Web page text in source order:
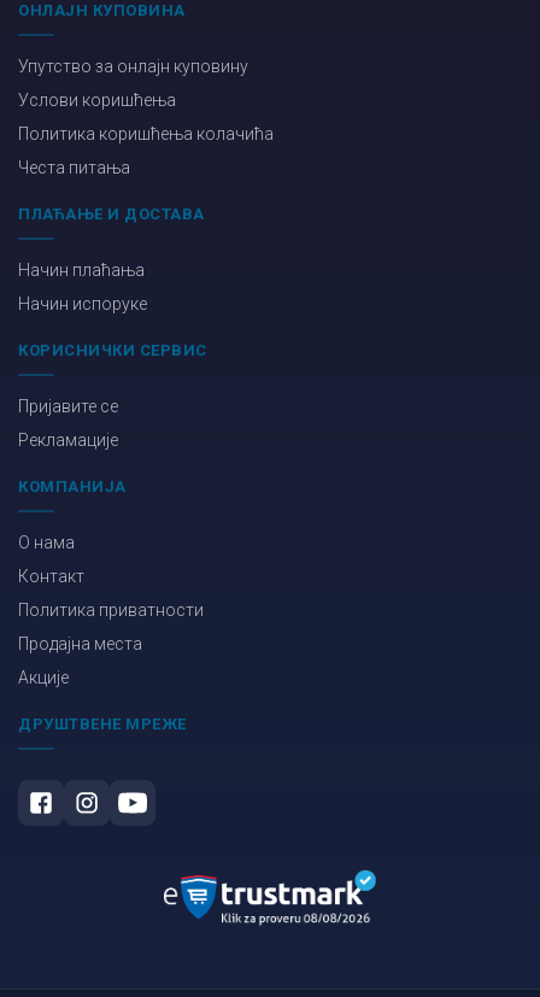
ОНЛАЈН КУПОВИНА
Упутство за онлајн куповину
Услови коришћења
Политика коришћења колачића
Честа питања
ПЛАЋАЊЕ И ДОСТАВА
Начин плаћања
Начин испоруке
КОРИСНИЧКИ СЕРВИС
Пријавите се
Рекламације
КОМПАНИЈА
О нама
Контакт
Политика приватности
Продајна места
Акције
ДРУШТВЕНЕ МРЕЖЕ